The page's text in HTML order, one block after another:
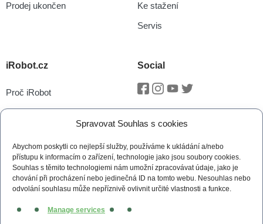
Spravovat Souhlas s cookies
Abychom poskytli co nejlepší služby, používáme k ukládání a/nebo
přístupu k informacím o zařízení, technologie jako jsou soubory cookies.
Souhlas s těmito technologiemi nám umožní zpracovávat údaje, jako je
chování při procházení nebo jedinečná ID na tomto webu. Nesouhlas nebo
odvolání souhlasu může nepříznivě ovlivnit určité vlastnosti a funkce.
Manage services
Prodej ukončen
Ke stažení
Servis
iRobot.cz
Proč iRobot
iRobot OS
Technologie vSLAM®
Novinky
Tiskové zprávy
Kontakt
Social
Facebook
Instagram
Youtube